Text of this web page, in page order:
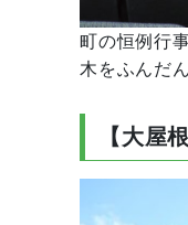
町の恒例行
木をふんだ
【大屋